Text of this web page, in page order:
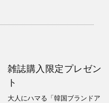
雑誌購入限定プレゼン
ト
大人にハマる「韓国ブランドア